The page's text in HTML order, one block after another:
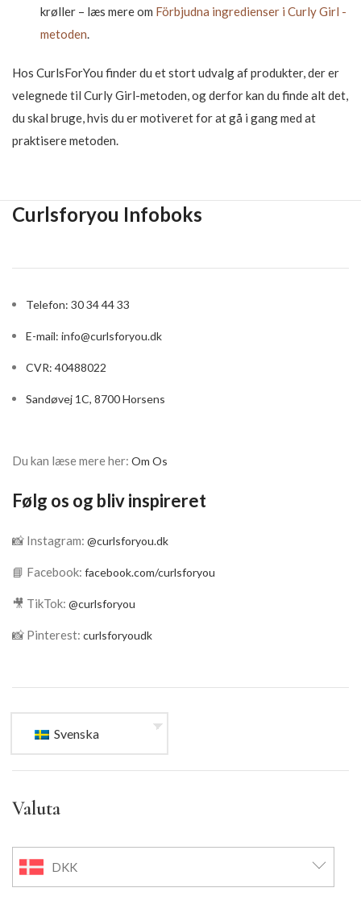
krøller – læs mere om Förbjudna ingredienser i Curly Girl -
metoden.
Hos CurlsForYou finder du et stort udvalg af produkter, der er
velegnede til Curly Girl-metoden, og derfor kan du finde alt det,
du skal bruge, hvis du er motiveret for at gå i gang med at
praktisere metoden.
Curlsforyou Infoboks
Telefon: 30 34 44 33
E-mail: info@curlsforyou.dk
CVR: 40488022
Sandøvej 1C, 8700 Horsens
Du kan læse mere her: Om Os
Følg os og bliv inspireret
📸 Instagram: @curlsforyou.dk
📘 Facebook: facebook.com/curlsforyou
🎥 TikTok: @curlsforyou
📸 Pinterest: curlsforyoudk
Svenska
Valuta
DKK